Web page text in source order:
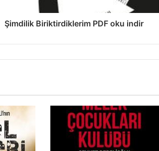
Şimdilik Biriktirdiklerim PDF oku indir